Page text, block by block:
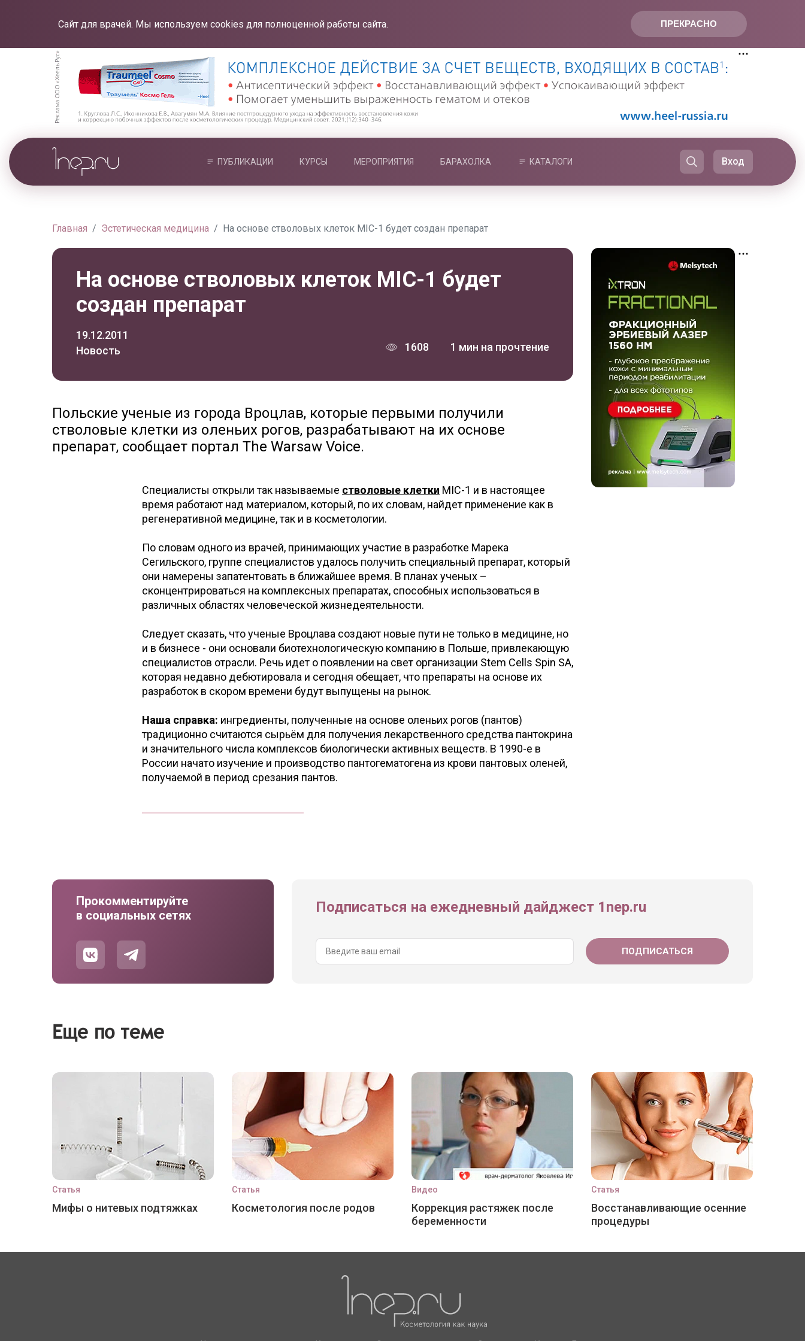
ПРЕКРАСНО
Сайт для врачей. Мы используем cookies для полноценной работы сайта.
ПУБЛИКАЦИИ КУРСЫ МЕРОПРИЯТИЯ БАРАХОЛКА КАТАЛОГИ Вход
Главная Эстетическая медицина На основе стволовых клеток MIC-1 будет создан препарат
На основе стволовых клеток MIC-1 будет
создан препарат
19.12.2011
Новость
1608 1 мин на прочтение
Польские ученые из города Вроцлав, которые первыми получили
стволовые клетки из оленьих рогов, разрабатывают на их основе
препарат, сообщает портал The Warsaw Voice.
Специалисты открыли так называемые стволовые клетки MIC-1 и в настоящее
время работают над материалом, который, по их словам, найдет применение как в
регенеративной медицине, так и в косметологии.
По словам одного из врачей, принимающих участие в разработке Марека
Сегильского, группе специалистов удалось получить специальный препарат, который
они намерены запатентовать в ближайшее время. В планах ученых –
сконцентрироваться на комплексных препаратах, способных использоваться в
различных областях человеческой жизнедеятельности.
Следует сказать, что ученые Вроцлава создают новые пути не только в медицине, но
и в бизнесе - они основали биотехнологическую компанию в Польше, привлекающую
специалистов отрасли. Речь идет о появлении на свет организации Stem Cells Spin SA,
которая недавно дебютировала и сегодня обещает, что препараты на основе их
разработок в скором времени будут выпущены на рынок.
Наша справка: ингредиенты, полученные на основе оленьих рогов (пантов)
традиционно считаются сырьём для получения лекарственного средства пантокрина
и значительного числа комплексов биологически активных веществ. В 1990-е в
России начато изучение и производство пантогематогена из крови пантовых оленей,
получаемой в период срезания пантов.
Прокомментируйте
в социальных сетях
Подписаться на ежедневный дайджест 1nep.ru
Еще по теме
Статья
Мифы о нитевых подтяжках
Статья
Косметология после родов
Видео
Коррекция растяжек после
беременности
Статья
Восстанавливающие осенние
процедуры